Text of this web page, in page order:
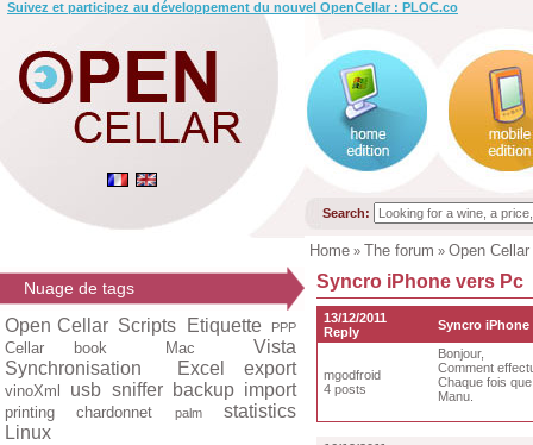
Suivez et participez au développement du nouvel OpenCellar : PLOC.co
Search:
Home » The forum » Open
Nuage de tags
Open Cellar Scripts Etiquette PPP
Cellar book Mac
Vista
Synchronisation
Excel export
vinoXml usb sniffer backup import
printing chardonnet palm
statistics
Linux
Syncro iPhone vers Pc
13/12/2011
Reply
Syncro iPhone
mgodfroid
4 posts
Bonjour,
Comment
Chaque fois
Manu.